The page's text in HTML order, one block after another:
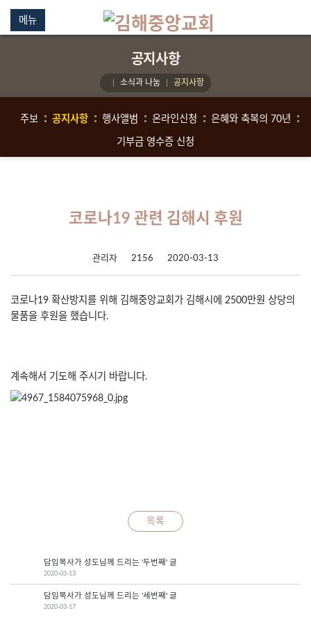
메뉴
공지사항
소식과 나눔 공지사항
주보 공지사항 행사앨범 온라인신청 은혜와 축복의 70년
기부금 영수증 신청
코로나19 관련 김해시 후원
관리자 2156 2020-03-13
코로나19 확산방지를 위해 김해중앙교회가 김해시에 2500만원 상당의
물품을 후원을 했습니다.
계속해서 기도해 주시기 바랍니다.
목록
담임목사가 성도님께 드리는 '두번째' 글
2020-03-13
담임목사가 성도님께 드리는 '세번째' 글
2020-03-17